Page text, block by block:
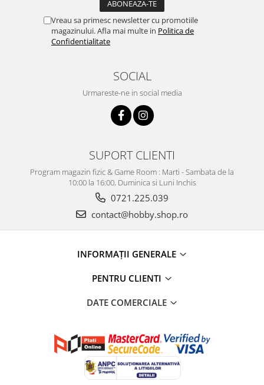
Vreau sa primesc newsletter cu promotiile
magazinului. Afla mai multe in Politica de
Confidentialitate
SOCIAL
Urmareste-ne in social media
SUPORT CLIENTI
Program magazin fizic & Game Room : Marti - Sambata de la
10:00 la 16:00, Duminica si Luni Inchis
0721.225.039
contact@hobby.shop.ro
INFORMAŢII GENERALE
PENTRU CLIENTI
DATE COMERCIALE